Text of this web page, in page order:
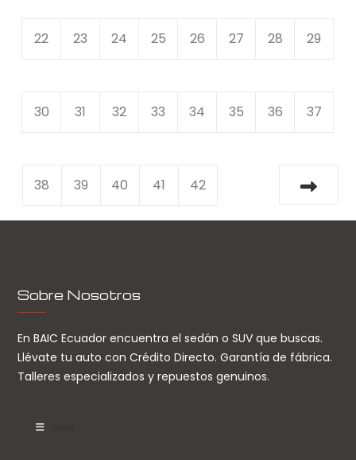
22 23 24 25 26 27 28 29
30 31 32 33 34 35 36 37
38 39 40 41 42
Sobre Nosotros
En BAIC Ecuador encuentra el sedán o SUV que buscas.
Llévate tu auto con Crédito Directo. Garantía de fábrica.
Talleres especializados y repuestos genuinos.